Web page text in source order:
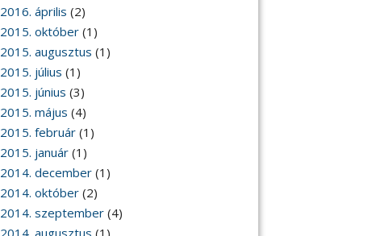
2016. április (2)
2015. október(1)
2015. augusztus (1)
2015. július (1)
2015. június (3)
2015. május (4)
2015. február(1)
2015. január(1)
2014. december(1)
2014. október(2)
2014. szeptember(4)
2014. augusztus (1)